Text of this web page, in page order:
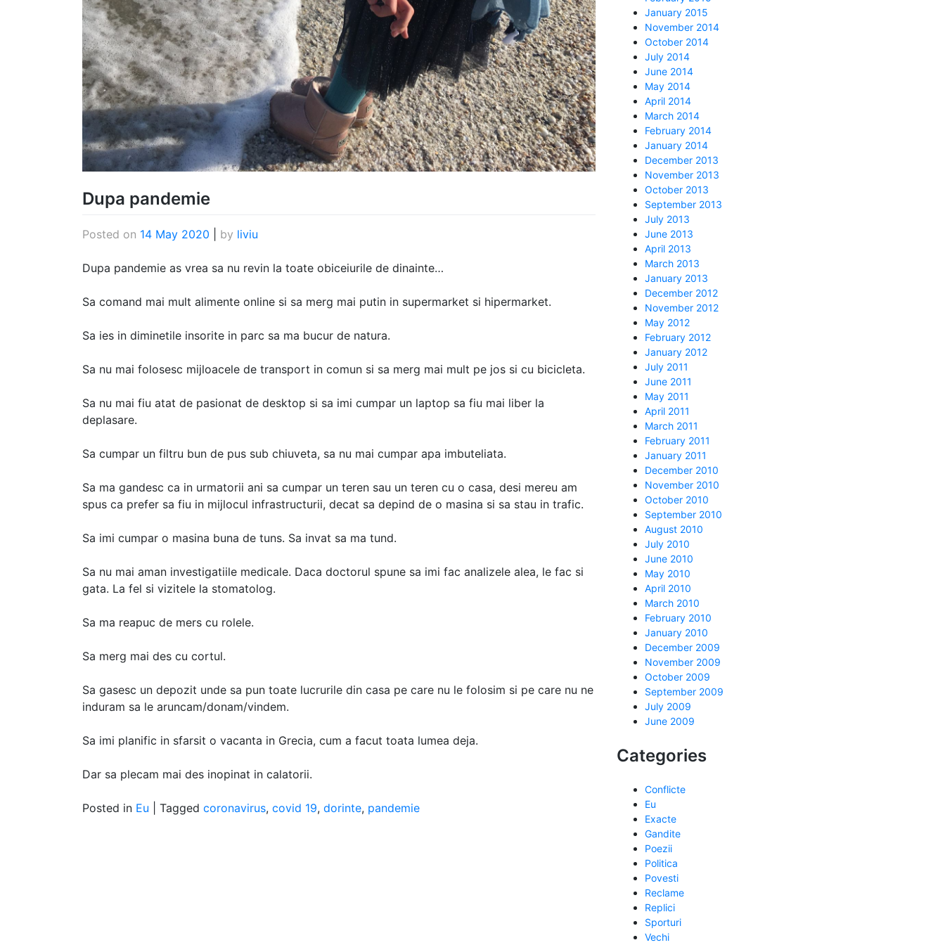
Dupa pandemie
Posted on 14 May 2020 by liviu
Dupa pandemie as vrea sa nu revin la toate obiceiurile de dinainte…
Sa comand mai mult alimente online si sa merg mai putin in supermarket si hipermarket.
Sa ies in diminetile insorite in parc sa ma bucur de natura.
Sa nu mai folosesc mijloacele de transport in comun si sa merg mai mult pe jos si cu bicicleta.
Sa nu mai fiu atat de pasionat de desktop si sa imi cumpar un laptop sa fiu mai liber la
deplasare.
Sa cumpar un filtru bun de pus sub chiuveta, sa nu mai cumpar apa imbuteliata.
Sa ma gandesc ca in urmatorii ani sa cumpar un teren sau un teren cu o casa, desi mereu am
spus ca prefer sa fiu in mijlocul infrastructurii, decat sa depind de o masina si sa stau in trafic.
Sa imi cumpar o masina buna de tuns. Sa invat sa ma tund.
Sa nu mai aman investigatiile medicale. Daca doctorul spune sa imi fac analizele alea, le fac si
gata. La fel si vizitele la stomatolog.
Sa ma reapuc de mers cu rolele.
Sa merg mai des cu cortul.
Sa gasesc un depozit unde sa pun toate lucrurile din casa pe care nu le folosim si pe care nu ne
induram sa le aruncam/donam/vindem.
Sa imi planific in sfarsit o vacanta in Grecia, cum a facut toata lumea deja.
Dar sa plecam mai des inopinat in calatorii.
Posted in Eu Tagged coronavirus, covid 19, dorinte, pandemie
January 2015
November 2014
October 2014
July 2014
June 2014
May 2014
April 2014
March 2014
February 2014
January 2014
December 2013
November 2013
October 2013
September 2013
July 2013
June 2013
April 2013
March 2013
January 2013
December 2012
November 2012
May 2012
February 2012
January 2012
July 2011
June 2011
May 2011
April 2011
March 2011
February 2011
January 2011
December 2010
November 2010
October 2010
September 2010
August 2010
July 2010
June 2010
May 2010
April 2010
March 2010
February 2010
January 2010
December 2009
November 2009
October 2009
September 2009
July 2009
June 2009
Categories
Conflicte
Eu
Exacte
Gandite
Poezii
Politica
Povesti
Reclame
Replici
Sporturi
Vechi